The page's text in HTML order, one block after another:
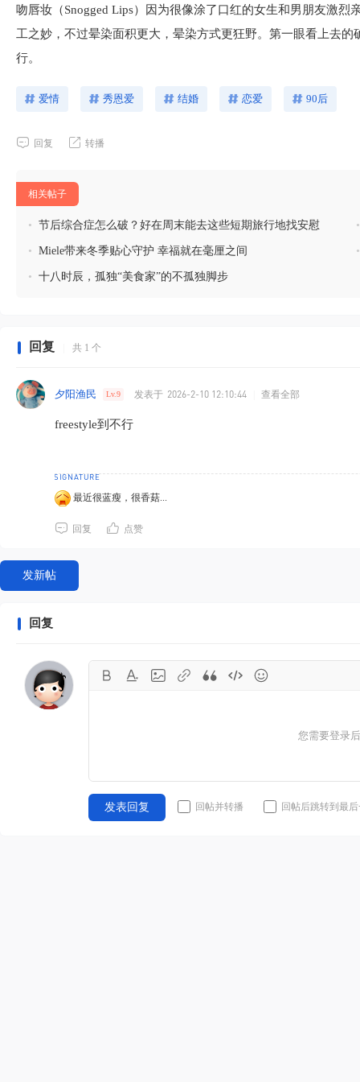
吻唇妆（Snogged Lips）因为很像涂了口红的女生和男朋友激
工之妙，不过晕染面积更大，晕染方式更狂野。第一眼看上去
行。
爱情 秀恩爱 结婚 恋爱 90后
回复 转播
相关帖子
• 节后综合症怎么破？好在周末能去这些短期旅行地找安慰
• Miele带来冬季贴心守护 幸福就在毫厘之间
• 十八时辰，孤独“美食家”的不孤独脚步
回复 共 1 个
夕阳渔民 Lv.9 发表于 2026-2-10 12:10:44 查看全部
freestyle到不行
最近很蓝瘦，很香菇...
回复 点赞
发新帖
回复
您需要登录
发表回复 回帖并转播 回帖后跳转到最